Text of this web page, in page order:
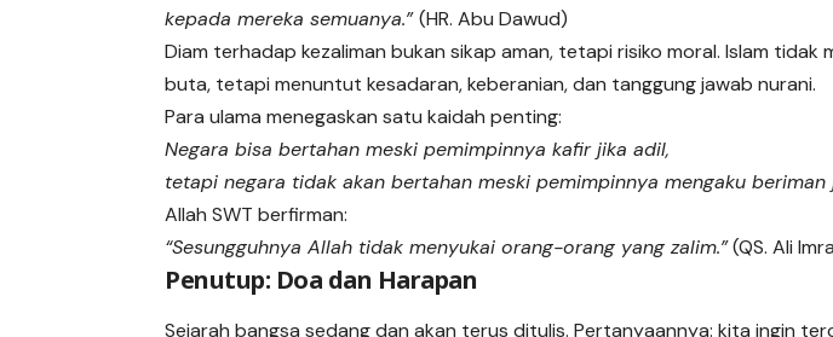
kepada mereka semuanya.”(HR. Abu Dawud)
Diam terhadap kezaliman bukan sikap aman, tetapi risiko moral. Islam tidak
buta, tetapi menuntut kesadaran, keberanian, dan tanggung jawab nurani.
Para ulama menegaskan satu kaidah penting:
Negara bisa bertahan meski pemimpinnya kafir jika adil,
tetapi negara tidak akan bertahan meski pemimpinnya mengaku beriman
Allah SWT berfirman:
“Sesungguhnya Allah tidak menyukai orang-orang yang zalim.”(QS. Ali
Penutup: Doa dan Harapan
Sejarah bangsa sedang dan akan terus ditulis. Pertanyaannya: kita ingin